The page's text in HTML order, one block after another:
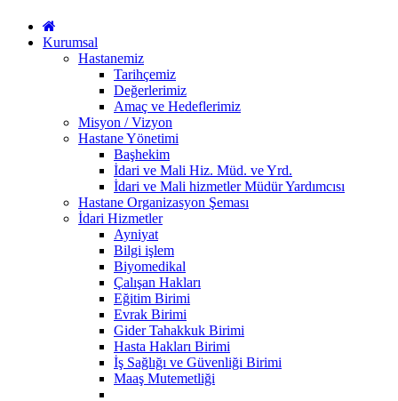
Kurumsal
Hastanemiz
Tarihçemiz
Değerlerimiz
Amaç ve Hedeflerimiz
Misyon / Vizyon
Hastane Yönetimi
Başhekim
İdari ve Mali Hiz. Müd. ve Yrd.
İdari ve Mali hizmetler Müdür Yardımcısı
Hastane Organizasyon Şeması
İdari Hizmetler
Ayniyat
Bilgi işlem
Biyomedikal
Çalışan Hakları
Eğitim Birimi
Evrak Birimi
Gider Tahakkuk Birimi
Hasta Hakları Birimi
İş Sağlığı ve Güvenliği Birimi
Maaş Mutemetliği